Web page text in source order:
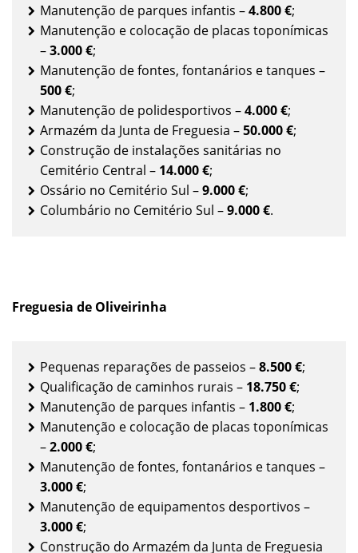
Manutenção de parques infantis –4.800€;
Manutenção e colocação de placas toponímicas
–3.000 €;
Manutenção de fontes, fontanários e tanques –
500 €;
Manutenção de polidesportivos –4.000€;
Armazém da Junta de Freguesia –50.000 €;
Construção de instalações sanitárias no
Cemitério Central – 14.000€;
Ossário no Cemitério Sul –9.000 €;
Columbário no Cemitério Sul –9.000 €.
Freguesia de Oliveirinha
Pequenas reparações de passeios –8.500 €;
Qualificação de caminhos rurais – 18.750 €;
Manutenção de parques infantis – 1.800 €;
Manutenção e colocação de placas toponímicas
–2.000 €;
Manutenção de fontes, fontanários e tanques –
3.000 €;
Manutenção de equipamentos desportivos –
3.000 €;
Construção do Armazém da Junta de Freguesia